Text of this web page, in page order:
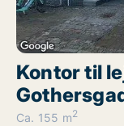
Kontor til
Ca. 155 m2